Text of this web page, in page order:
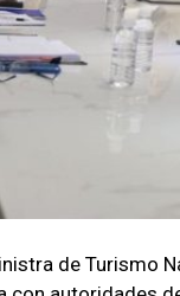
de Turismo